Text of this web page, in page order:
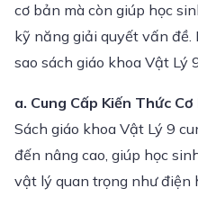
cơ bản mà còn giúp học
kỹ năng giải quyết vấn đề.
sao sách giáo khoa Vật Lý
a. Cung Cấp Kiến Thức
Sách giáo khoa Vật Lý 9
đến nâng cao, giúp học
vật lý quan trọng như điện